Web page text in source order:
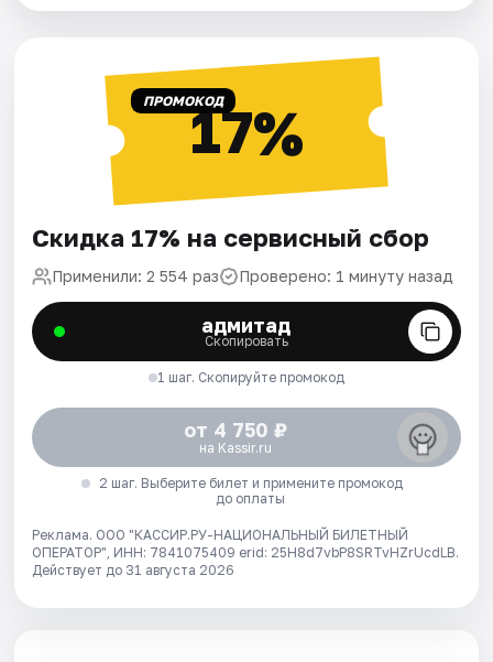
ПРОМОКОД17%
Скидка 17% на сервисный сбор
Применили: 2 554 раз Проверено: 1 минуту назад
адмитад
Скопировать
1 шаг. Скопируйте промокод
от 4 750 ₽
на Kassir.ru
2 шаг. Выберите билет и примените промокод
до оплаты
Реклама. ООО "КАССИР.РУ-НАЦИОНАЛЬНЫЙ БИЛЕТНЫЙ
ОПЕРАТОР", ИНН: 7841075409 erid: 25H8d7vbP8SRTvHZrUcdLB.
Действует до 31 августа 2026